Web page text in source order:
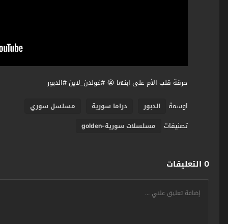
حرقة قلب الأم على ابنها 😭 #غولدن_لاين #الدبور
اوسمة
الدبور دراما سورية مسلسل سوري
تصنيفات مسلسلات سورية-golden
0 التعليقات